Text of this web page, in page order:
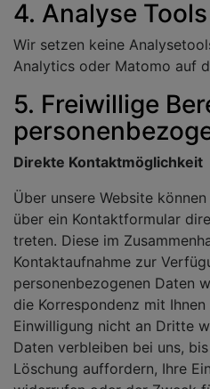
4. Analyse Tools
Wir setzen keine
Analytics oder Matomo auf
5. Freiwillige
Direkte Kontaktmöglichkeit
Über unsere Website
über ein Kontaktformular
treten. Diese im
Kontaktaufnahme zur
personenbezogenen Daten
die Korrespondenz mit
Einwilligung nicht an Dritte
Daten verbleiben bei uns,
Löschung auffordern, Ihre